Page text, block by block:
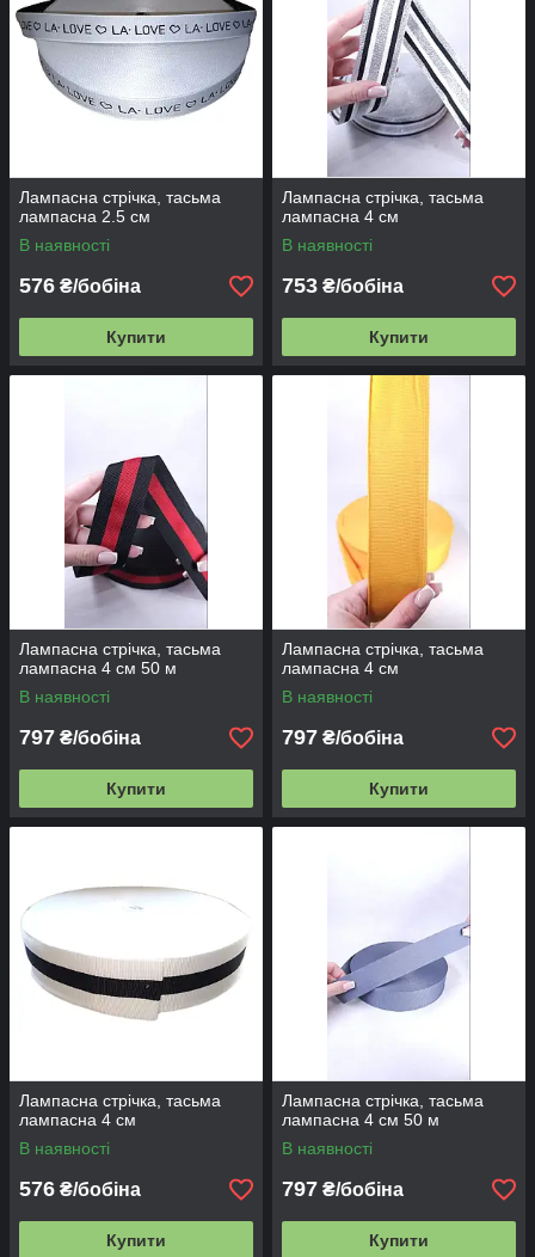
Лампасна стрічка, тасьма
лампасна 2.5 см
В наявності
576 ₴/бобіна
Купити
Лампасна стрічка, тасьма
лампасна 4 см
В наявності
753 ₴/бобіна
Купити
Лампасна стрічка, тасьма
лампасна 4 см 50 м
В наявності
797 ₴/бобіна
Купити
Лампасна стрічка, тасьма
лампасна 4 см
В наявності
797 ₴/бобіна
Купити
Лампасна стрічка, тасьма
лампасна 4 см
В наявності
576 ₴/бобіна
Купити
Лампасна стрічка, тасьма
лампасна 4 см 50 м
В наявності
797 ₴/бобіна
Купити